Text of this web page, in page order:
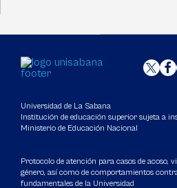
Universidad de La Sabana
Institución de educación superior sujeta a
Ministerio de Educación Nacional
Protocolo de atención para casos de acoso,
género, así como de comportamientos
fundamentales de la Universidad